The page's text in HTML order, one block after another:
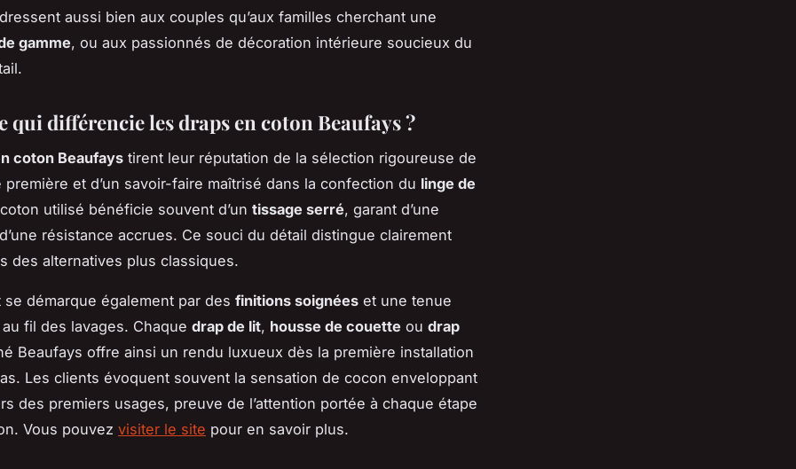
aussi bien aux couples qu’aux familles cherchant une
gamme, ou aux passionnés de décoration intérieure soucieux du
qui différencie les draps en coton Beaufays ?
coton Beaufays tirent leur réputation de la sélection rigoureuse de
première et d’un savoir-faire maîtrisé dans la confection du linge de
utilisé bénéficie souvent d’un tissage serré, garant d’une
résistance accrues. Ce souci du détail distingue clairement
des alternatives plus classiques.
se démarque également par des finitions soignées et une tenue
fil des lavages. Chaque drap de lit, housse de couette ou drap
Beaufays offre ainsi un rendu luxueux dès la première installation
Les clients évoquent souvent la sensation de cocon enveloppant
des premiers usages, preuve de l’attention portée à chaque étape
Vous pouvez visiter le site pour en savoir plus.